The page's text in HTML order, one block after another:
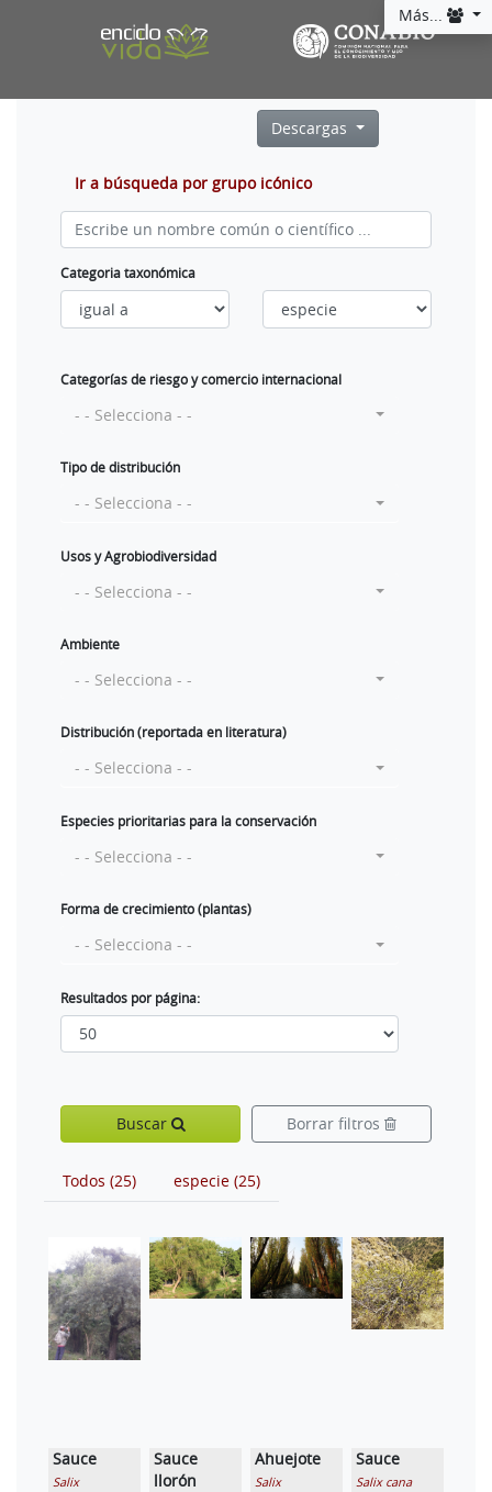
Más...
Descargas
Ir a búsqueda por grupo icónico
Categoria taxonómica
Categorías de riesgo y comercio internacional
- - Selecciona - -
Tipo de distribución
- - Selecciona - -
Usos y Agrobiodiversidad
- - Selecciona - -
Ambiente
- - Selecciona - -
Distribución (reportada en literatura)
- - Selecciona - -
Especies prioritarias para la conservación
- - Selecciona - -
Forma de crecimiento (plantas)
- - Selecciona - -
Resultados por página:
Buscar Borrar filtros
Todos (25) especie (25)
Sauce
Salix
Sauce
llorón
Ahuejote
Salix
Sauce
Salix cana